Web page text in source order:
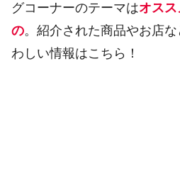
グコーナーのテーマはオス
の。紹介された商品やお店
わしい情報はこちら！